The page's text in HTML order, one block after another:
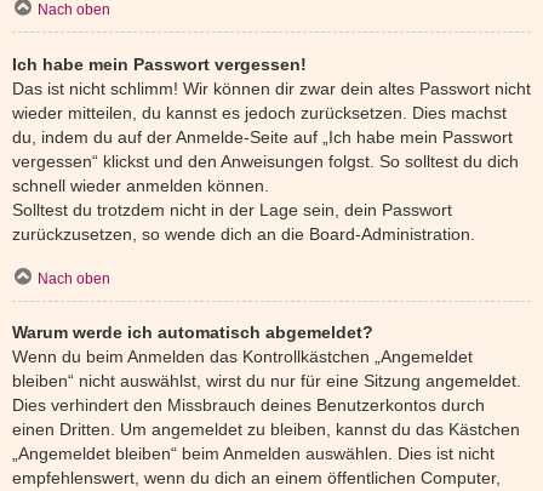
Nach oben
Ich habe mein Passwort vergessen!
Das ist nicht schlimm! Wir können dir zwar dein altes Passwort nicht
wieder mitteilen, du kannst es jedoch zurücksetzen. Dies machst
du, indem du auf der Anmelde-Seite auf „Ich habe mein Passwort
vergessen“ klickst und den Anweisungen folgst. So solltest du dich
schnell wieder anmelden können.
Solltest du trotzdem nicht in der Lage sein, dein Passwort
zurückzusetzen, so wende dich an die Board-Administration.
Nach oben
Warum werde ich automatisch abgemeldet?
Wenn du beim Anmelden das Kontrollkästchen „Angemeldet
bleiben“ nicht auswählst, wirst du nur für eine Sitzung angemeldet.
Dies verhindert den Missbrauch deines Benutzerkontos durch
einen Dritten. Um angemeldet zu bleiben, kannst du das Kästchen
„Angemeldet bleiben“ beim Anmelden auswählen. Dies ist nicht
empfehlenswert, wenn du dich an einem öffentlichen Computer,